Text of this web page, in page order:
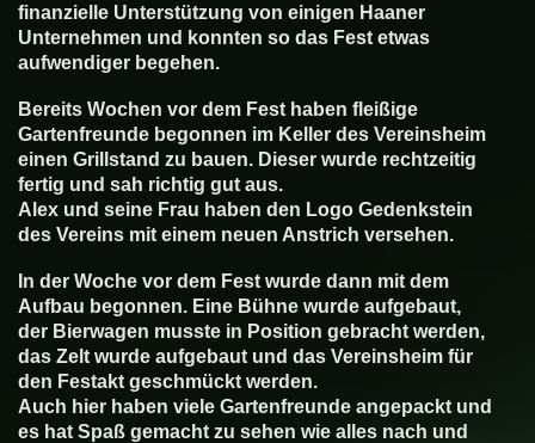
finanzielle Unterstützung von einigen Haaner
Unternehmen und konnten so das Fest etwas
aufwendiger begehen.
Bereits Wochen vor dem Fest haben fleißige
Gartenfreunde begonnen im Keller des Vereinsheim
einen Grillstand zu bauen. Dieser wurde rechtzeitig
fertig und sah richtig gut aus.
Alex und seine Frau haben den Logo Gedenkstein
des Vereins mit einem neuen Anstrich versehen.
In der Woche vor dem Fest wurde dann mit dem
Aufbau begonnen. Eine Bühne wurde aufgebaut,
der Bierwagen musste in Position gebracht werden,
das Zelt wurde aufgebaut und das Vereinsheim für
den Festakt geschmückt werden.
Auch hier haben viele Gartenfreunde angepackt und
es hat Spaß gemacht zu sehen wie alles nach und